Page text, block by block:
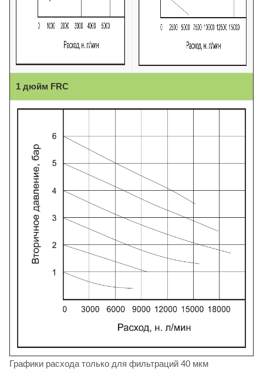
1 дюйм FRC
Графики расхода только для фильтраций 40 мкм